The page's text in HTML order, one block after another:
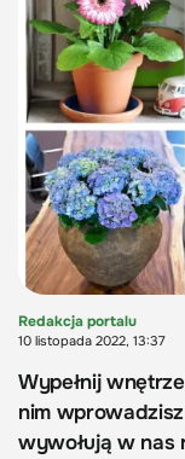
Redakcja portalu
10 listopada 2022, 13:37
Wypełnij
nim
wywołują w nas